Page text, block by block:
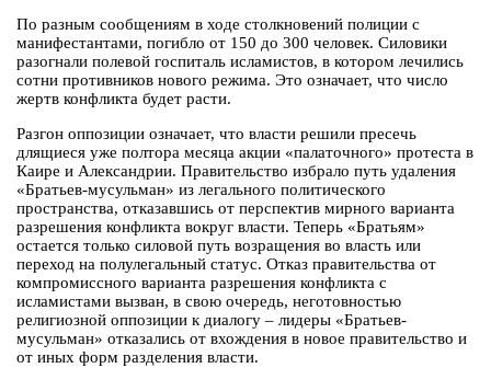
По разным сообщениям в ходе столкновений полиции с
манифестантами, погибло от 150 до 300 человек. Силовики
разогнали полевой госпиталь исламистов, в котором лечились
сотни противников нового режима. Это означает, что число
жертв конфликта будет расти.
Разгон оппозиции означает, что власти решили пресечь
длящиеся уже полтора месяца акции «палаточного» протеста в
Каире и Александрии. Правительство избрало путь удаления
«Братьев-мусульман» из легального политического
пространства, отказавшись от перспектив мирного варианта
разрешения конфликта вокруг власти. Теперь «Братьям»
остается только силовой путь возращения во власть или
переход на полулегальный статус. Отказ правительства от
компромиссного варианта разрешения конфликта с
исламистами вызван, в свою очередь, неготовностью
религиозной оппозиции к диалогу – лидеры «Братьев-
мусульман» отказались от вхождения в новое правительство и
от иных форм разделения власти.